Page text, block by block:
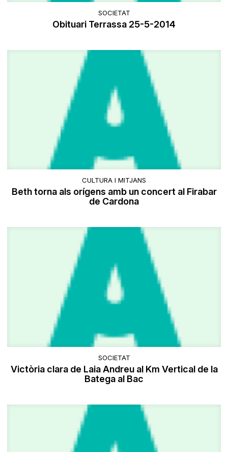
SOCIETAT
Obituari Terrassa 25-5-2014
CULTURA I MITJANS
Beth torna als orígens amb un concert al Firabar
de Cardona
SOCIETAT
Victòria clara de Laia Andreu al Km Vertical de la
Batega al Bac